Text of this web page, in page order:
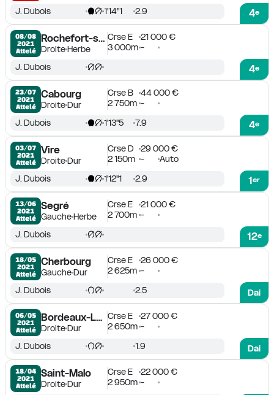
4e
J. Dubois 1'14''1 2.9
08/08
2021
Attelé
Rochefort-sur-Loire
DroiteHerbe
Crse E
21 000 €
3 000m -
4e
J. Dubois
23/07
2021
Attelé
Cabourg
DroiteDur
Crse B
44 000 €
2 750m -
4e
J. Dubois 1'13''5 7.9
03/07
2021
Attelé
Vire
DroiteDur
Crse D
29 000 €
2 150m - Auto
1er
J. Dubois 1'12''1 2.9
13/06
2021
Attelé
Segré
GaucheHerbe
Crse E
21 000 €
2 700m -
12e
J. Dubois
18/05
2021
Attelé
Cherbourg
GaucheDur
Crse E
26 000 €
2 625m -
Dai
J. Dubois 2.5
06/05
2021
Attelé
Bordeaux-Le Bouscat
DroiteDur
Crse E
27 000 €
2 650m -
Dai
J. Dubois 1.9
18/04
2021
Attelé
Saint-Malo
DroiteDur
Crse E
22 000 €
2 950m -